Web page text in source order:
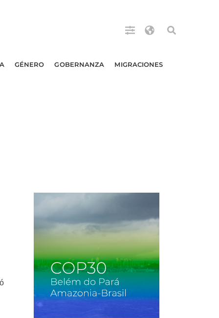
GÉNERO GOBERNANZA MIGRACIONES